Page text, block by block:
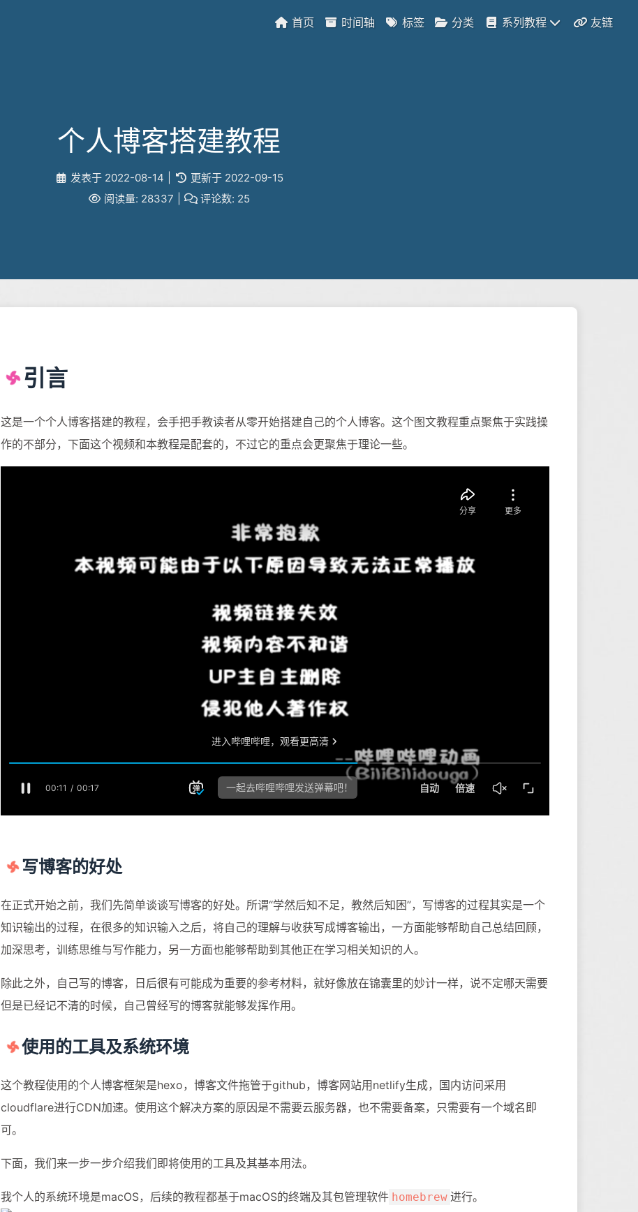
首页 时间轴 标签 分类 系列教程 友链
个人博客搭建教程
发表于 2022-08-14 更新于 2022-09-15
阅读量: 28337 评论数: 25
引言
这是一个个人博客搭建的教程，会手把手教读者从零开始搭建自己的个人博客。这个图文教程重点聚焦于实践操
作的不部分，下面这个视频和本教程是配套的，不过它的重点会更聚焦于理论一些。
写博客的好处
在正式开始之前，我们先简单谈谈写博客的好处。所谓“学然后知不足，教然后知困”，写博客的过程其实是一个
知识输出的过程，在很多的知识输入之后，将自己的理解与收获写成博客输出，一方面能够帮助自己总结回顾，
加深思考，训练思维与写作能力，另一方面也能够帮助到其他正在学习相关知识的人。
除此之外，自己写的博客，日后很有可能成为重要的参考材料，就好像放在锦囊里的妙计一样，说不定哪天需要
但是已经记不清的时候，自己曾经写的博客就能够发挥作用。
使用的工具及系统环境
这个教程使用的个人博客框架是hexo，博客文件拖管于github，博客网站用netlify生成，国内访问采用
cloudflare进行CDN加速。使用这个解决方案的原因是不需要云服务器，也不需要备案，只需要有一个域名即
可。
下面，我们来一步一步介绍我们即将使用的工具及其基本用法。
我个人的系统环境是macOS，后续的教程都基于macOS的终端及其包管理软件 homebrew 进行。